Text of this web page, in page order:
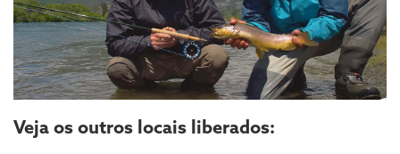
Veja os outros locais liberados: